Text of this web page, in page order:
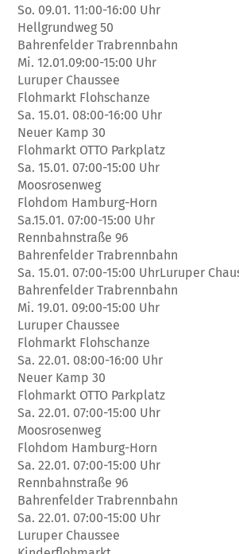
So. 09.01. 11:00-16:00 Uhr
Hellgrundweg 50
Bahrenfelder Trabrennbahn
Mi. 12.01.09:00-15:00 Uhr
Luruper Chaussee
Flohmarkt Flohschanze
Sa. 15.01. 08:00-16:00 Uhr
Neuer Kamp 30
Flohmarkt OTTO Parkplatz
Sa. 15.01. 07:00-15:00 Uhr
Moosrosenweg
Flohdom Hamburg-Horn
Sa.15.01. 07:00-15:00 Uhr
Rennbahnstraße 96
Bahrenfelder Trabrennbahn
Sa. 15.01. 07:00-15:00 UhrLuruper
Bahrenfelder Trabrennbahn
Mi. 19.01. 09:00-15:00 Uhr
Luruper Chaussee
Flohmarkt Flohschanze
Sa. 22.01. 08:00-16:00 Uhr
Neuer Kamp 30
Flohmarkt OTTO Parkplatz
Sa. 22.01. 07:00-15:00 Uhr
Moosrosenweg
Flohdom Hamburg-Horn
Sa. 22.01. 07:00-15:00 Uhr
Rennbahnstraße 96
Bahrenfelder Trabrennbahn
Sa. 22.01. 07:00-15:00 Uhr
Luruper Chaussee